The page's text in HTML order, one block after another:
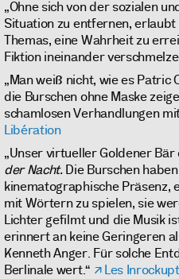
„Ohne sich von der sozialen
Situation zu entfernen,
Themas, eine Wahrheit zu
Fiktion ineinander
„Man weiß nicht, wie es Patric
die Burschen ohne Maske
schamlosen Verhandlungen
Libération
„Unser virtueller Goldener
der Nacht.Die Burschen
kinematographische Präsenz,
mit Wörtern zu spielen, sie
Lichter gefilmt und die Musik
erinnert an keine Geringeren
Kenneth Anger. Für solche
Berlinale wert.“
Les